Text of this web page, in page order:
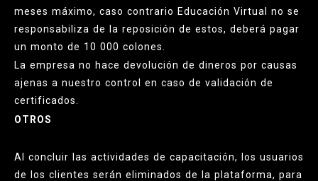
meses máximo, caso contrario Educación Virtual no se
responsabiliza de la reposición de estos, deberá pagar
un monto de 10 000 colones.
La empresa no hace devolución de dineros por causas
ajenas a nuestro control en caso de validación de
certificados.
OTROS
Al concluir las actividades de capacitación, los usuarios
de los clientes serán eliminados de la plataforma, para